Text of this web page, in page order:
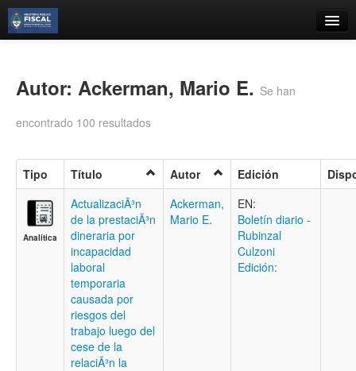
Búsqueda Avanzada
Contacto
Iniciar sesión
Autor: Ackerman, Mario E. Se han
encontrado 100 resultados
Tipo Título Autor Edición
Analítica
ActualizaciÃ³n
de la prestaciÃ³n
dineraria por
incapacidad
laboral
temporaria
causada por
riesgos del
trabajo luego del
cese de la
relaciÃ³n la
Ackerman,
Mario E.
EN:
Boletí­n diario -
Rubinzal
Culzoni
Edición: